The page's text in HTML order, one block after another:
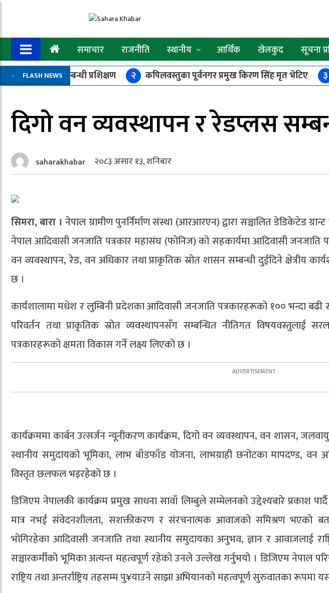
समाचार राजनीति स्थानीय आर्थिक खेलकुद सूचना
FLASH NEWS
सचेतना सम्बन्धी प्रशिक्षण २ कपिलवस्तुका पूर्वनगर प्रमुख किरण सिंह मृत भेटिए ३
दिगो वन व्यवस्थापन र रेडप्लस
saharakhabar २०८३ असार १३, शनिबार
सिमरा, बारा । नेपाल ग्रामीण पुनर्निर्माण संस्था (आरआरएन) द्वारा सञ्चालित डेडिकेटेड
नेपाल आदिवासी जनजाति पत्रकार महासंघ (फोनिज) को सहकार्यमा आदिवासी जनजाति
वन व्यवस्थापन, रेड, वन अधिकार तथा प्राकृतिक स्रोत शासन सम्बन्धी दुईदिने क्षेत्रीय
छ ।
कार्यशालामा मधेश र लुम्बिनी प्रदेशका आदिवासी जनजाति पत्रकारहरूको १०० भन्दा
परिवर्तन तथा प्राकृतिक स्रोत व्यवस्थापनसँग सम्बन्धित नीतिगत विषयवस्तुलाई
पत्रकारहरूको क्षमता विकास गर्ने लक्ष्य लिएको छ ।
कार्यक्रममा कार्बन उत्सर्जन न्यूनीकरण कार्यक्रम, दिगो वन व्यवस्थापन, वन शासन,
स्थानीय समुदायको भूमिका, लाभ बाँडफाँड योजना, लाभग्राही छनोटका मापदण्ड, वन
विस्तृत छलफल भइरहेको छ ।
डिजिएम नेपालकी कार्यक्रम प्रमुख साधना सावाँ लिम्बुले सम्मेलनको उद्देश्यबारे प्रकाश
मात्र नभई संवेदनशीलता, सशक्तीकरण र संरचनात्मक आवाजको समिश्रण भएको
भोगिरहेका आदिवासी जनजाति तथा स्थानीय समुदायका अनुभव, ज्ञान र आवाजलाई
सञ्चारकर्मीको भूमिका अत्यन्त महत्वपूर्ण रहेको उनले उल्लेख गर्नुभयो । डिजिएम नेपाल
राष्ट्रिय तथा अन्तर्राष्ट्रिय तहसम्म पु¥याउने साझा अभियानको महत्वपूर्ण सुरुवातका